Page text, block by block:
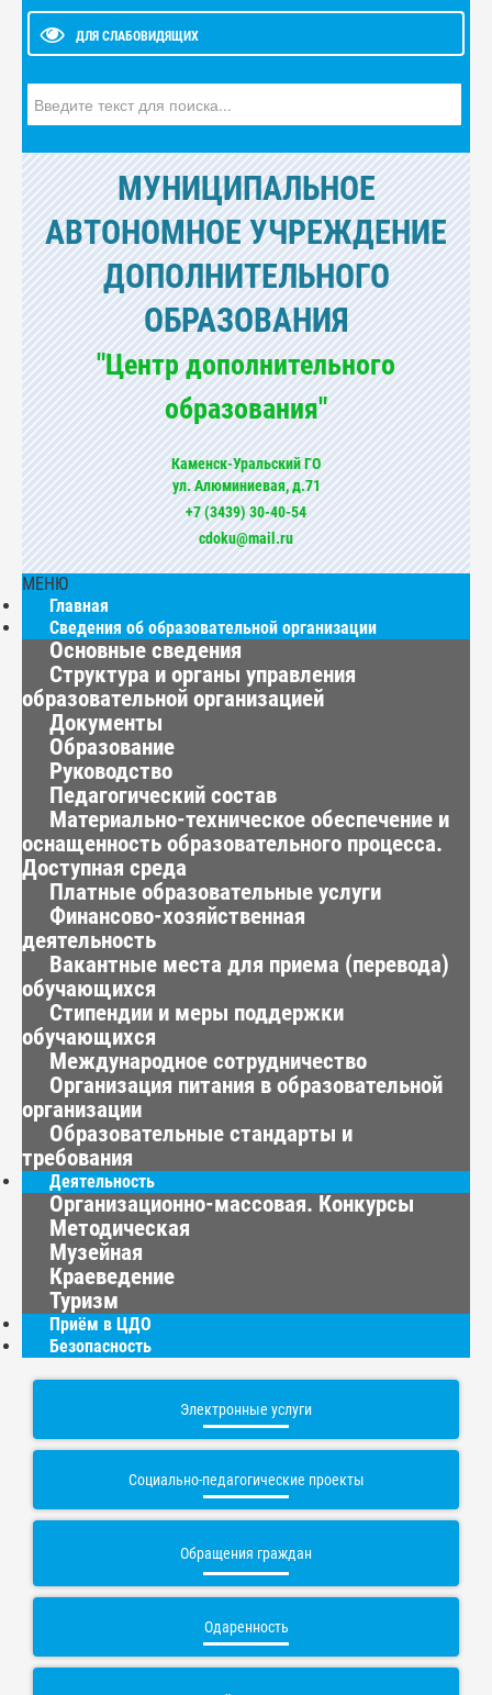
ДЛЯ СЛАБОВИДЯЩИХ
МУНИЦИПАЛЬНОЕ
АВТОНОМНОЕ УЧРЕЖДЕНИЕ
ДОПОЛНИТЕЛЬНОГО
ОБРАЗОВАНИЯ
"Центр дополнительного
образования"
Каменск-Уральский ГО
ул. Алюминиевая, д.71
+7 (3439) 30-40-54
cdoku@mail.ru
МЕНЮ
Главная
Сведения об образовательной организации
Основные сведения
Структура и органы управления
образовательной организацией
Документы
Образование
Руководство
Педагогический состав
Материально-техническое обеспечение и
оснащенность образовательного процесса.
Доступная среда
Платные образовательные услуги
Финансово-хозяйственная
деятельность
Вакантные места для приема (перевода)
обучающихся
Стипендии и меры поддержки
обучающихся
Международное сотрудничество
Организация питания в образовательной
организации
Образовательные стандарты и
требования
Деятельность
Организационно-массовая. Конкурсы
Методическая
Музейная
Краеведение
Туризм
Приём в ЦДО
Безопасность
Электронные услуги
Социально-педагогические проекты
Обращения граждан
Одаренность